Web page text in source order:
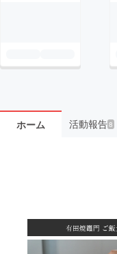
ホーム 活動報告8